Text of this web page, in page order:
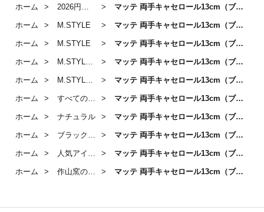
ホーム 2026円～4500円のうつわ マッテ 両手キャセロール13cm（ブラック）
ホーム M.STYLE マッテ 両手キャセロール13cm（ブラック）
ホーム M.STYLE マッテ 両手キャセロール13cm（ブラック）
ホーム M.STYLE「Matte」 マッテ 両手キャセロール13cm（ブラック）
ホーム M.STYLE「Matte」 / 耐熱・オーブンウェア マッテ 両手キャセロール13cm（ブラック）
ホーム すべての商品 マッテ 両手キャセロール13cm（ブラック）
ホーム ナチュラル マッテ 両手キャセロール13cm（ブラック）
ホーム ブラックのうつわ マッテ 両手キャセロール13cm（ブラック）
ホーム 人気アイテム マッテ 両手キャセロール13cm（ブラック）
ホーム 作山窯のうつわ マッテ 両手キャセロール13cm（ブラック）